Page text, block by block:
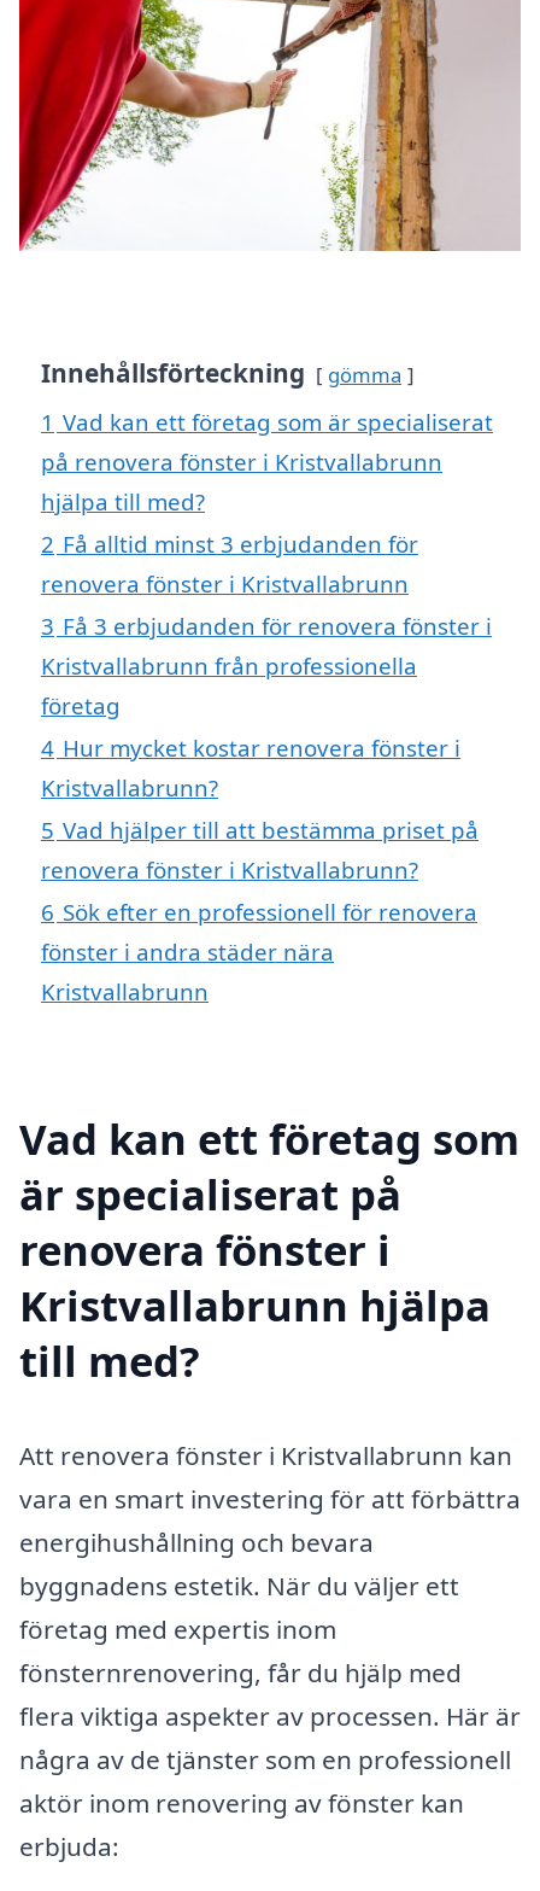
Innehållsförteckning gömma
1 Vad kan ett företag som är specialiserat
på renovera fönster i Kristvallabrunn
hjälpa till med?
2 Få alltid minst 3 erbjudanden för
renovera fönster i Kristvallabrunn
3 Få 3 erbjudanden för renovera fönster i
Kristvallabrunn från professionella
företag
4 Hur mycket kostar renovera fönster i
Kristvallabrunn?
5 Vad hjälper till att bestämma priset på
renovera fönster i Kristvallabrunn?
6 Sök efter en professionell för renovera
fönster i andra städer nära
Kristvallabrunn
Vad kan ett företag som
är specialiserat på
renovera fönster i
Kristvallabrunn hjälpa
till med?
Att renovera fönster i Kristvallabrunn kan
vara en smart investering för att förbättra
energihushållning och bevara
byggnadens estetik. När du väljer ett
företag med expertis inom
fönsternrenovering, får du hjälp med
flera viktiga aspekter av processen. Här är
några av de tjänster som en professionell
aktör inom renovering av fönster kan
erbjuda: